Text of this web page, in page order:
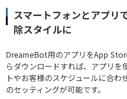
スマートフォンとアプリ
除スタイルに
DreameBot用のアプリをApp
らダウンロードすれば、アプリを
トやお客様のスケジュールに合わ
のセッティングが可能です。